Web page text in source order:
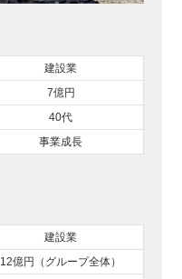
建設業
7億円
40代
事業成長
建設業
12億円（グループ全体）